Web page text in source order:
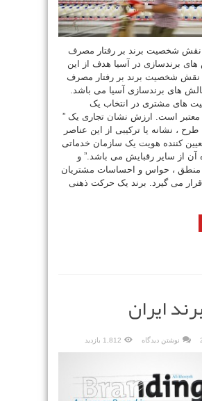
نقش شخصیت برند بر رفتار مصرف
های برندسازی در آسیا هدف از این
نقش شخصیت برند بر رفتار مصرف
های برندسازی آسیا می باشد.
های مشتری در انتخاب یک
معتبر است. ارزش نشان تجاری یک ”
، نشانه یا ترکیبی از این عناصر
کننده هویت یک سازمان خدماتی
آن از سایر رقبایش می باشد.” و
، حواس و احساسات مشتریان
می گیرد. برند یک حرکت ذهنی
ایران
نوشتن دیدگاه 1,812 بازدید